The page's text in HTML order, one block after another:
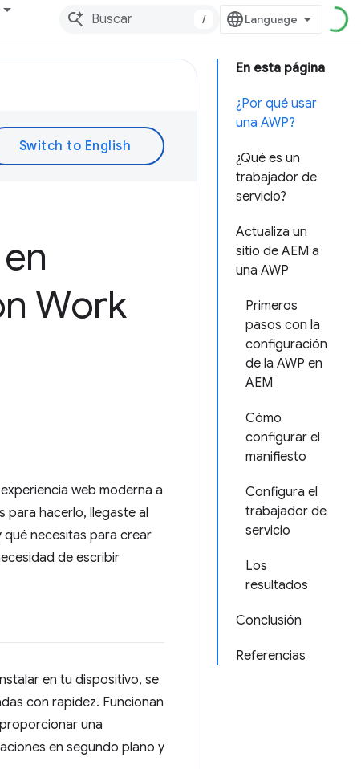
/
En esta página
¿Por qué usar
una AWP?
¿Qué es un
trabajador de
servicio?
Actualiza un
sitio de AEM a
una AWP
Primeros
pasos con la
configuración
de la AWP en
AEM
Cómo
configurar el
manifiesto
Configura el
trabajador de
servicio
Los
resultados
Conclusión
Referencias
Work
web moderna a
para hacerlo, llegaste al
qué necesitas para crear
de escribir
en tu dispositivo, se
con rapidez. Funcionan
una
en segundo plano y